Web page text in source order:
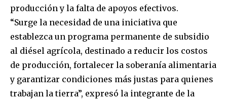
producción y la falta de apoyos efectivos.
“Surge la necesidad de una iniciativa que
establezca un programa permanente de subsidio
al diésel agrícola, destinado a reducir los costos
de producción, fortalecer la soberanía alimentaria
y garantizar condiciones más justas para quienes
trabajan la tierra”, expresó la integrante de la